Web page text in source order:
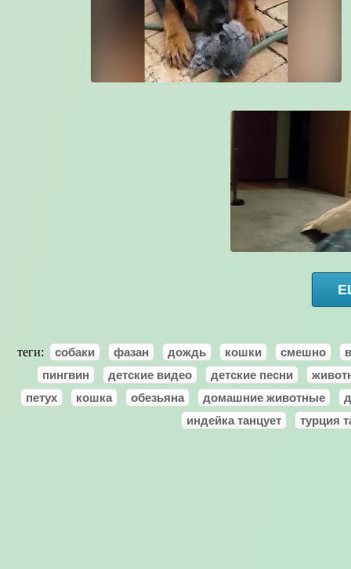
теги: собаки фазан дождь кошки смешно
пингвин
детские видео детские песни
петух
кошка обезьяна домашние животные
индейка танцует
турция